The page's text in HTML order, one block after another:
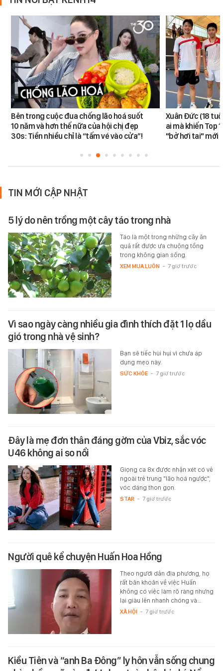
Bên trong cuộc đua chống lão hoá suốt
10 năm và hơn thế nữa của hội chị đẹp
30s: Tiền nhiều chỉ là “tấm vé vào cửa”!
Xuân Đức (18
ai mà khiến Top
"bở hơi tai" mới
TIN MỚI CẬP NHẬT
5 lý do nên trồng một cây táo trong nhà
Táo là một trong những cây ăn
quả rất được ưa chuộng tồng
trong không gian sống.
XEM MUA LUÔN - 7 giờ trước
Vì sao ngày càng nhiều gia đình thích đặt 1 lọ dầu
gió trong nhà vệ sinh?
Bạn sẽ tiếc hùi hụi vì chưa áp
dụng mẹo này.
SỨC KHỎE - 7 giờ trước
Đây là mẹ đơn thân đáng gờm của Vbiz, sắc vóc
U46 không ai so nổi
Giọng ca 8x được nhận xét có vẻ
ngoài trẻ trung "lão hoá ngược",
vóc dáng thon gọn.
STAR - 7 giờ trước
Người quê kể chuyện Huấn Hoa Hồng
Theo người dân địa phương, họ
rất băn khoăn về việc Huấn
không có việc làm rõ ràng nhưng
lại giàu lên nhanh chóng và…
XÃ HỘI - 7 giờ trước
Kiều Tiên và “anh Ba Đông” ly hôn vẫn sống chung